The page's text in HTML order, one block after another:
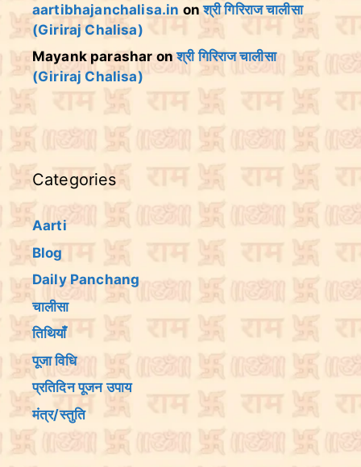
aartibhajanchalisa.in onश्री गिरिराज चालीसा
(Giriraj Chalisa)
Mayank parashar onश्री गिरिराज चालीसा
(Giriraj Chalisa)
Categories
Aarti
Blog
Daily Panchang
चालीसा
तिथियांँ
पूजा विधि
प्रतिदिन पूजन उपाय
मंत्र/स्तुति